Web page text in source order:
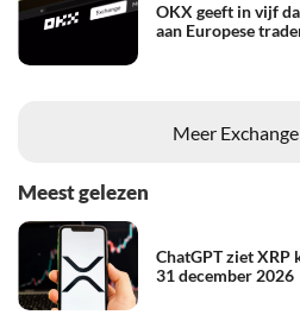
OKX geeft in vijf
aan Europese
Meer
Meest gelezen
ChatGPT ziet XRP
31 december 2026